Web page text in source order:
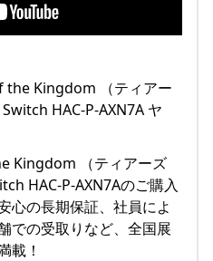
Kingdom （ティアーズ
HAC-P-AXN7Aのご購入
心の長期保証、社員によ
での受取りなど、全国展
載！